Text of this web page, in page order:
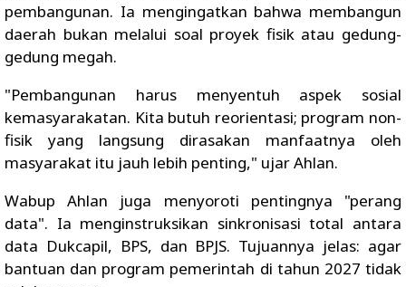
pembangunan. Ia mengingatkan bahwa membangun
daerah bukan melalui soal proyek fisik atau gedung-
gedung megah.
"Pembangunan harus menyentuh aspek sosial
kemasyarakatan. Kita butuh reorientasi; program non-
fisik yang langsung dirasakan manfaatnya oleh
masyarakat itu jauh lebih penting," ujar Ahlan.
Wabup Ahlan juga menyoroti pentingnya "perang
data". Ia menginstruksikan sinkronisasi total antara
data Dukcapil, BPS, dan BPJS. Tujuannya jelas: agar
bantuan dan program pemerintah di tahun 2027 tidak